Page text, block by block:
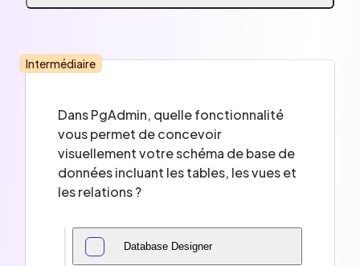
Intermédiaire
Dans PgAdmin, quelle fonctionnalité
vous permet de concevoir
visuellement votre schéma de base de
données incluant les tables, les vues et
les relations ?
Database Designer